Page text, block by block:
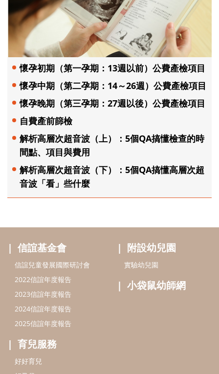
懷孕初期（第一孕期：13週以前）公費產檢項目
懷孕中期（第二孕期：14～26週）公費產檢項目
懷孕晚期（第三孕期：27週以後）公費產檢項目
自費產前篩檢
解析高層次超音波（上）：5個QA搞懂檢查的時
間點、項目與費用
解析高層次超音波（下）：5個QA搞懂高層次超
音波「看」些什麼
信誼基金會
信誼兒童發展國際研討會
2022信誼年度報告
2023信誼年度報告
2024信誼年度報告
2025信誼年度報告
育兒服務
好好育兒
附設幼兒園
實驗幼兒園
小袋鼠幼師網